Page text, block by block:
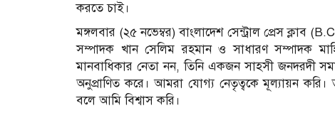
করতে চাই।
মঙ্গলবার (২৫ নভেম্বর) বাংলাদেশ সেন্ট্রাল প্রেস ক্লাব
সম্পাদক খান সেলিম রহমান ও সাধারণ সম্পাদক
মানবাধিকার নেতা নন, তিনি একজন সাহসী জনদরদী
অনুপ্রাণিত করে। আমরা যোগ্য নেতৃত্বকে মূল্যায়ন করি।
বলে আমি বিশ্বাস করি।